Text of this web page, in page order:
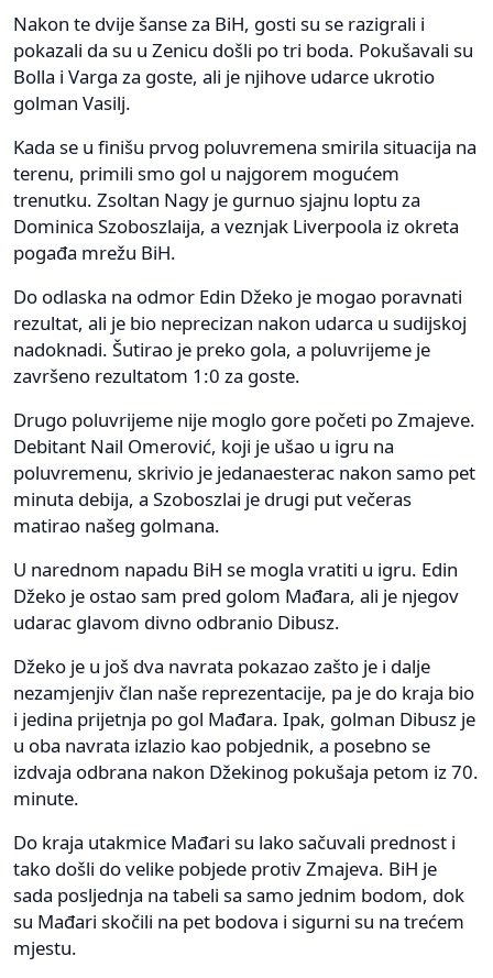
Nakon te dvije šanse za BiH, gosti su se razigrali i
pokazali da su u Zenicu došli po tri boda. Pokušavali su
Bolla i Varga za goste, ali je njihove udarce ukrotio
golman Vasilj.
Kada se u finišu prvog poluvremena smirila situacija na
terenu, primili smo gol u najgorem mogućem
trenutku. Zsoltan Nagy je gurnuo sjajnu loptu za
Dominica Szoboszlaija, a veznjak Liverpoola iz okreta
pogađa mrežu BiH.
Do odlaska na odmor Edin Džeko je mogao poravnati
rezultat, ali je bio neprecizan nakon udarca u sudijskoj
nadoknadi. Šutirao je preko gola, a poluvrijeme je
završeno rezultatom 1:0 za goste.
Drugo poluvrijeme nije moglo gore početi po Zmajeve.
Debitant Nail Omerović, koji je ušao u igru na
poluvremenu, skrivio je jedanaesterac nakon samo pet
minuta debija, a Szoboszlai je drugi put večeras
matirao našeg golmana.
U narednom napadu BiH se mogla vratiti u igru. Edin
Džeko je ostao sam pred golom Mađara, ali je njegov
udarac glavom divno odbranio Dibusz.
Džeko je u još dva navrata pokazao zašto je i dalje
nezamjenjiv član naše reprezentacije, pa je do kraja bio
i jedina prijetnja po gol Mađara. Ipak, golman Dibusz je
u oba navrata izlazio kao pobjednik, a posebno se
izdvaja odbrana nakon Džekinog pokušaja petom iz 70.
minute.
Do kraja utakmice Mađari su lako sačuvali prednost i
tako došli do velike pobjede protiv Zmajeva. BiH je
sada posljednja na tabeli sa samo jednim bodom, dok
su Mađari skočili na pet bodova i sigurni su na trećem
mjestu.